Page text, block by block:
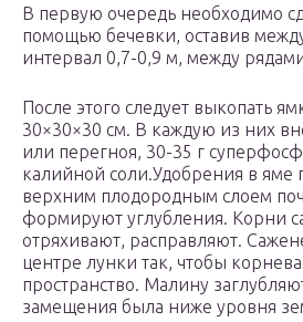
В первую очередь необходимо
помощью бечевки, оставив
интервал 0,7-0,9 м, между
После этого следует выкопать
30×30×30 см. В каждую из них
или перегноя, 30-35 г
калийной соли.Удобрения в
верхним плодородным слоем
формируют углубления. Корни
отряхивают, расправляют.
центре лунки так, чтобы
пространство. Малину
замещения была ниже уровня